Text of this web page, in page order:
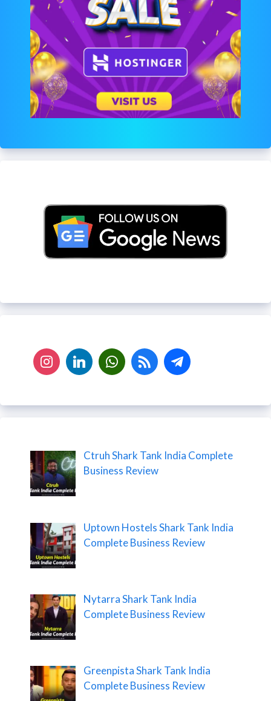
Ctruh Shark Tank India Complete
Business Review
Uptown Hostels Shark Tank India
Complete Business Review
Nytarra Shark Tank India
Complete Business Review
Greenpista Shark Tank India
Complete Business Review